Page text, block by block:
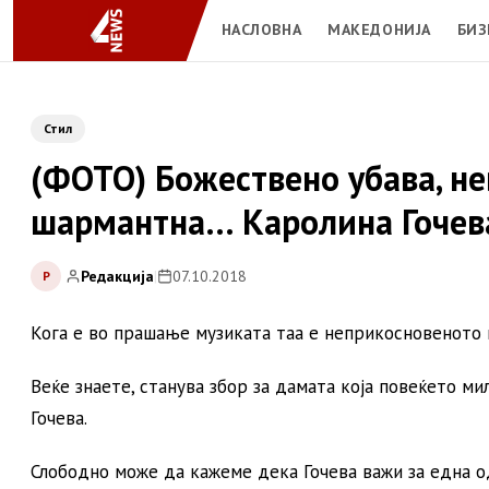
НАСЛОВНА МАКЕДОНИЈА
Стил
(ФОТО) Божествено убава,
шармантна… Каролина
Р Редакција| 07.10.2018
Кога е во прашање музиката таа е
Веќе знаете, станува збор за дамата која повеќето
Гочева.
Слободно може да кажеме дека Гочева важи за една